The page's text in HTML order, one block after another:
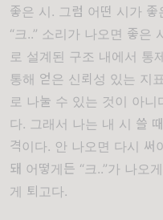
좋은 시. 그럼 어떤 시가
“크..” 소리가 나오면 좋은
로 설계된 구조 내에서 통
통해 얻은 신뢰성 있는 지
로 나눌 수 있는 것이 아니
다. 그래서 나는 내 시 쓸
격이다. 안 나오면 다시 써
돼 어떻게든 “크..”가 나오
게 퇴고다.